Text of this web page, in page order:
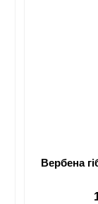
Вербена